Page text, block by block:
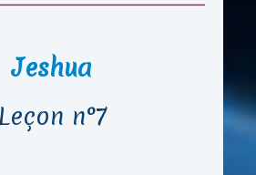
Jeshua
Leçon n°7